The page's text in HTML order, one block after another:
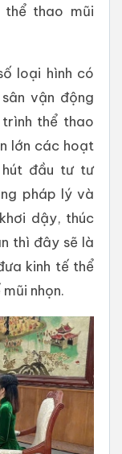
thể thao mũi
loại hình có
vận động
thể thao
lớn các hoạt
đầu tư tư
pháp lý và
dậy, thúc
thì đây sẽ là
kinh tế thể
nhọn.